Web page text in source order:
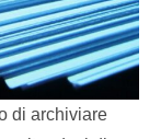
di archiviare